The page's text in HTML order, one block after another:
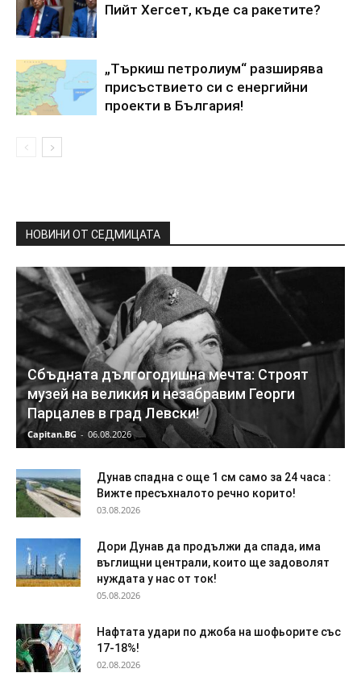
Пийт Хегсет, къде са ракетите?
„Търкиш петролиум“ разширява
присъствието си с енергийни
проекти в България!
НОВИНИ ОТ СЕДМИЦАТА
Сбъдната дългогодишна мечта: Строят
музей на великия и незабравим Георги
Парцалев в град Левски!
Capitan.BG - 06.08.2026
Дунав спадна с още 1 см само за 24 часа :
Вижте пресъхналото речно корито!
03.08.2026
Дори Дунав да продължи да спада, има
въглищни централи, които ще задоволят
нуждата у нас от ток!
05.08.2026
Нафтата удари по джоба на шофьорите със
17-18%!
02.08.2026